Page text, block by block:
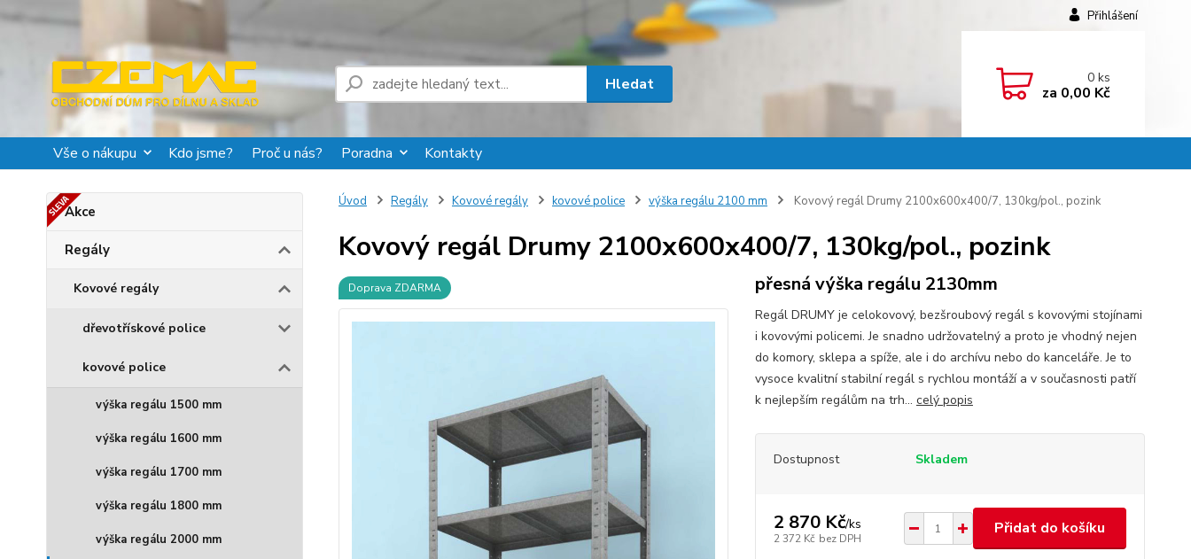
Vše o nákupu Kdo jsme? Proč u nás? Poradna Kontakty
Přihlášení
Hledat 0ks
za 0,00 Kč
Akce
Regály
Kovové regály
dřevotřískové police
kovové police
výška regálu 1500 mm
výška regálu 1600 mm
výška regálu 1700 mm
výška regálu 1800 mm
výška regálu 2000 mm
Úvod Regály Kovové regály kovové police výška regálu 2100 mm Kovový regál Drumy 2100x600x400/7, 130kg/pol., pozink
Kovový regál Drumy 2100x600x400/7, 130kg/pol., pozink
Doprava ZDARMA přesná výška regálu 2130mm
Regál DRUMY je celokovový, bezšroubový regál s kovovými stojínami
i kovovými policemi. Je snadno udržovatelný a proto je vhodný nejen
do komory, sklepa a spíže, ale i do archívu nebo do kanceláře. Je to
vysoce kvalitní stabilní regál s rychlou montáží a v současnosti patří
k nejlepším regálům na trh... celý popis
Dostupnost Skladem
2 870 Kč/ks
2 372 Kč bez DPH
Přidat do košíku